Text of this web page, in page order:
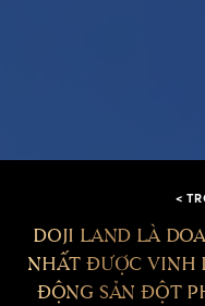
<
DOJI LAND LÀ
NHẤT ĐƯỢC VINH
ĐỘNG SẢN ĐỘT